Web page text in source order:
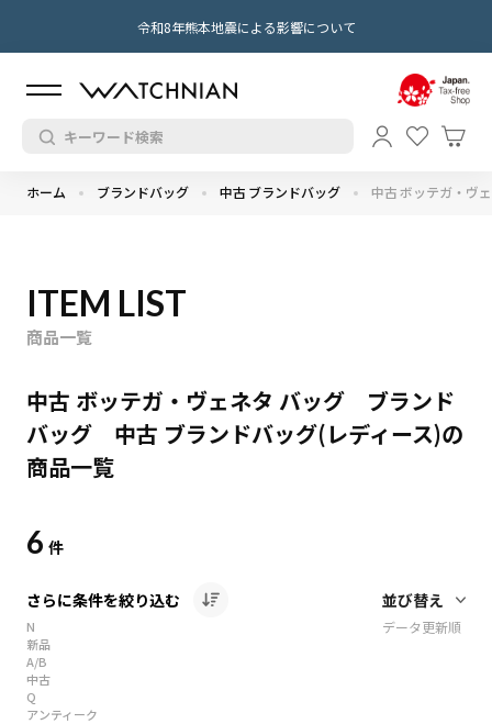
令和8年熊本地震による影響について
ホーム ブランドバッグ 中古 ブランドバッグ 中古 ボッテガ・ヴ
ITEM LIST
商品一覧
中古 ボッテガ・ヴェネタ バッグ ブランド
バッグ 中古 ブランドバッグ(レディース)の
商品一覧
6 件
さらに条件を絞り込む
N
新品
A/B
中古
Q
アンティーク
データ更新順